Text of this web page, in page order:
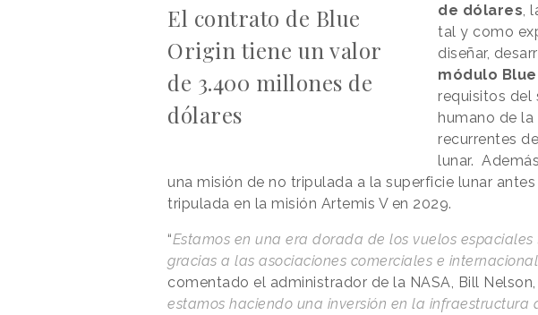
El contrato de Blue
Origin tiene un valor
de 3.400 millones de
dólares
de dólares ,
tal y como
diseñar,
módulo Blue
requisitos del
humano de la
recurrentes
lunar.
una misión de no tripulada a la superficie lunar
tripulada en la misión Artemis V en 2029.
“Estamos en una era dorada de los vuelos espaciales
gracias a las asociaciones comerciales e
comentado el administrador de la NASA, Bill
estamos haciendo una inversión en la